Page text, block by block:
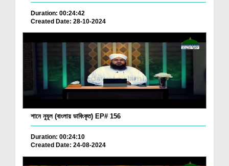
Duration: 00:24:42
Created Date: 28-10-2024
শানে নুযূল (বাংলায় ডাবিংকৃত) EP# 156
Duration: 00:24:10
Created Date: 24-08-2024